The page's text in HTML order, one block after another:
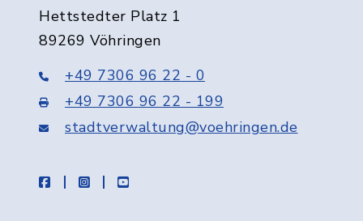
Hettstedter Platz 1
89269 Vöhringen
+49 7306 96 22 - 0
+49 7306 96 22 - 199
stadtverwaltung@voehringen.de
facebookinstagramyoutube